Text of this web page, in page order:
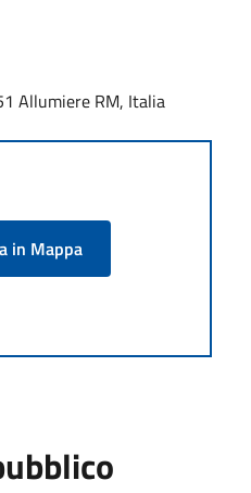
Allumiere RM, Italia
in Mappa